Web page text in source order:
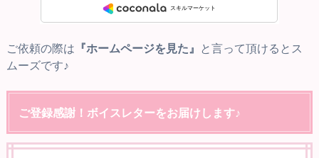
ご依頼の際は 『ホームページを見た』
と言って頂けるとス
ムーズです♪
ご登録感謝！ボイスレターをお届けします♪